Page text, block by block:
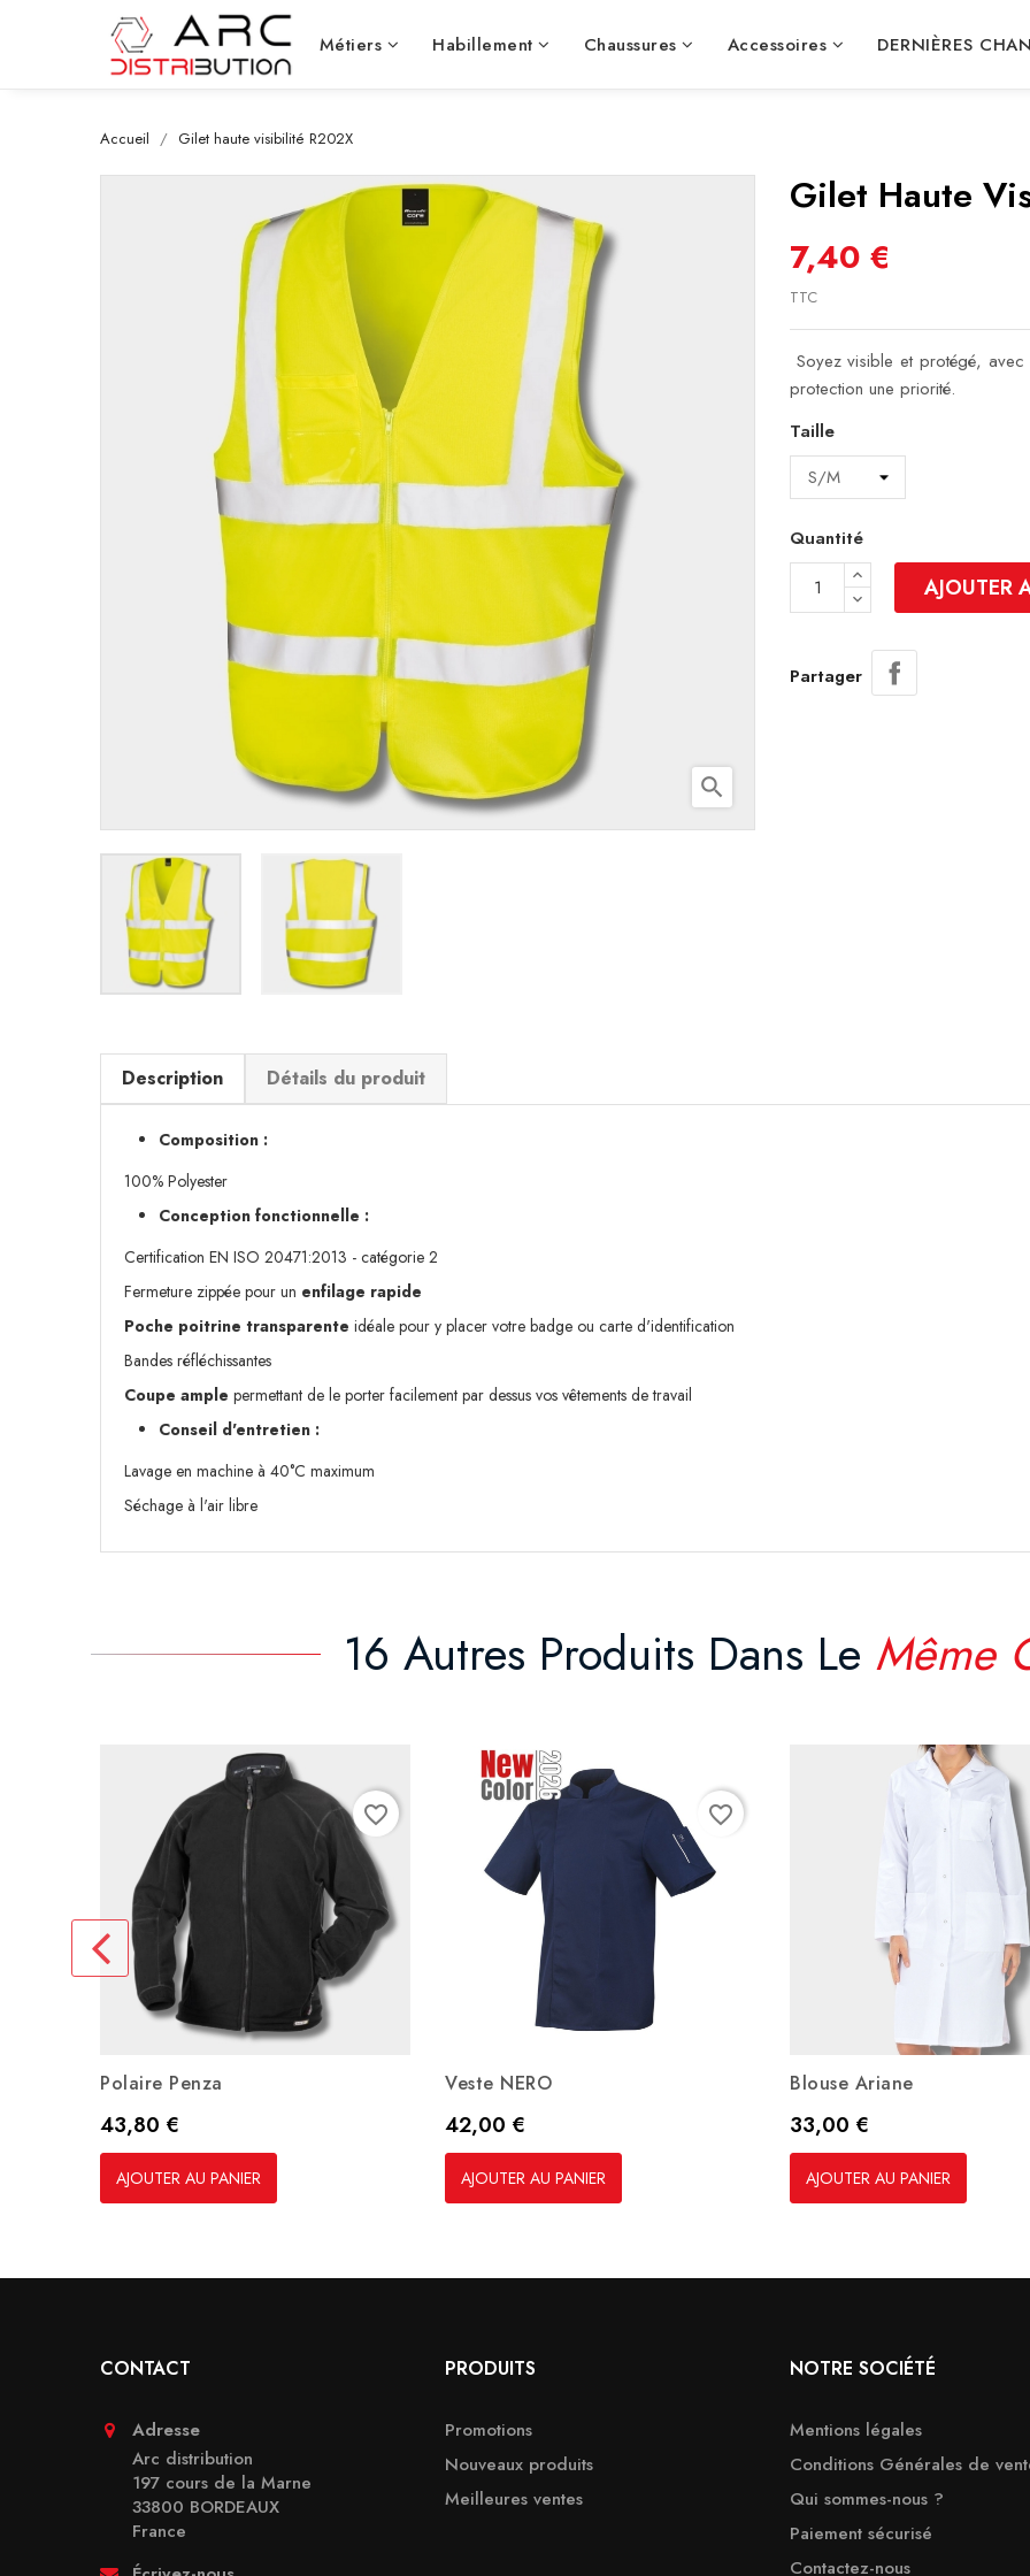
Métiers Habillement Chaussures Accessoires DERNIÈRES
Accueil Gilet haute visibilité R202X
search
Gilet Haute
7,40 €
TTC
Soyez visible et protégé,
protection une priorité.
Taille
Quantité
AJOUTER
Partager
Description Détails du produit
Composition :
100% Polyester
Conception fonctionnelle :
Certification EN ISO 20471:2013 - catégorie 2
Fermeture zippée pour un enfilage rapide
Poche poitrine transparente idéale pour y placer votre badge ou carte d'identification
Bandes réfléchissantes
Coupe ample permettant de le porter facilement par dessus vos vêtements de travail
Conseil d'entretien :
Lavage en machine à 40°C maximum
Séchage à l'air libre
16 Autres Produits Dans Le Même
Polaire Penza
Prix
43,80 €
AJOUTER AU PANIER
favorite_border
Veste NERO
Prix
42,00 €
AJOUTER AU PANIER
favorite_border
Blouse Ariane
Prix
33,00 €
AJOUTER AU PANIER
CONTACT
Adresse
Arc distribution
197 cours de la Marne
33800 BORDEAUX
France
PRODUITS
Promotions
Nouveaux produits
Meilleures ventes
NOTRE SOCIÉTÉ
Mentions légales
Conditions Générales de
Qui sommes-nous ?
Paiement sécurisé
Contactez-nous